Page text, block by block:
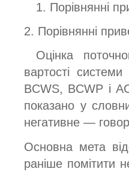
1. Порівнянні
2. Порівнянні
Оцінка
вартості
BCWS, BCWP і
показано у
негативне —
Основна мета
раніше помітити